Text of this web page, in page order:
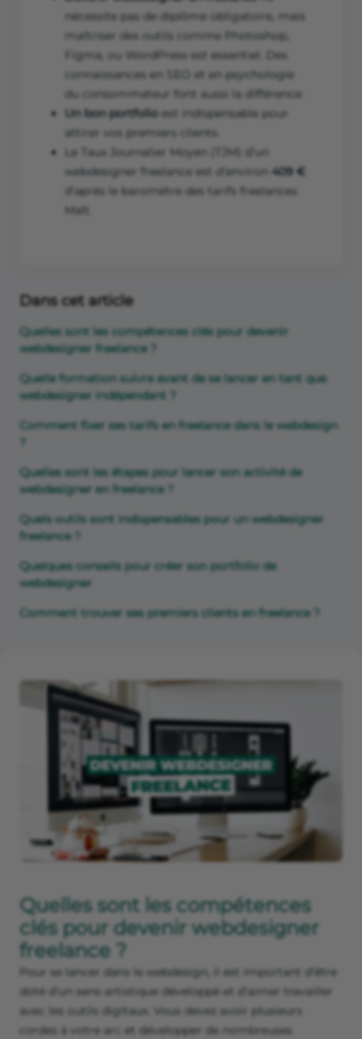
nécessite pas de diplôme obligatoire, mais
maîtriser des outils comme Photoshop,
Figma, ou WordPress est essentiel. Des
connaissances en SEO et en psychologie
du consommateur font aussi la différence.
Un bon portfolio est indispensable pour
attirer vos premiers clients.
Le Taux Journalier Moyen (TJM) d’un
webdesigner freelance est d’environ 409 €
d’après le baromètre des tarifs freelances
Malt.
Dans cet article
Quelles sont les compétences clés pour devenir
webdesigner freelance ?
Quelle formation suivre avant de se lancer en tant que
webdesigner indépendant ?
Comment fixer ses tarifs en freelance dans le webdesign
?
Quelles sont les étapes pour lancer son activité de
webdesigner en freelance ?
Quels outils sont indispensables pour un webdesigner
freelance ?
Quelques conseils pour créer son portfolio de
webdesigner
Comment trouver ses premiers clients en freelance ?
Quelles sont les compétences
clés pour devenir webdesigner
freelance ?
Pour se lancer dans le webdesign, il est important d’être
doté d’un sens artistique développé et d’aimer travailler
avec les outils digitaux. Vous devez avoir plusieurs
cordes à votre arc et développer de nombreuses